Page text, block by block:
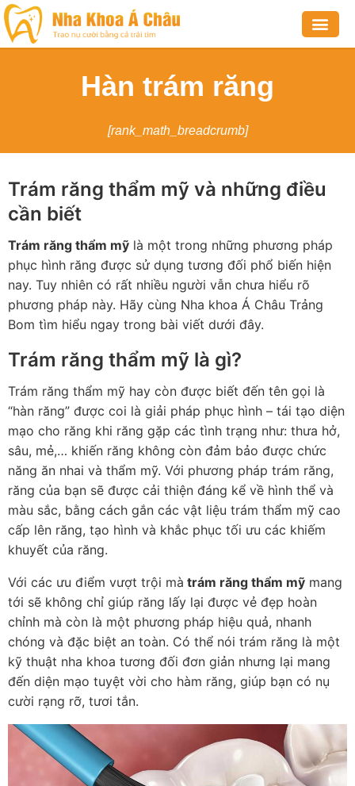
Hàn trám răng
[rank_math_breadcrumb]
Trám răng thẩm mỹ và những điều
cần biết
Trám răng thẩm mỹ là một trong những phương pháp
phục hình răng được sử dụng tương đối phổ biến hiện
nay. Tuy nhiên có rất nhiều người vẫn chưa hiểu rõ
phương pháp này. Hãy cùng Nha khoa Á Châu Trảng
Bom tìm hiểu ngay trong bài viết dưới đây.
Trám răng thẩm mỹ là gì?
Trám răng thẩm mỹ hay còn được biết đến tên gọi là
“hàn răng” được coi là giải pháp phục hình – tái tạo diện
mạo cho răng khi răng gặp các tình trạng như: thưa hở,
sâu, mẻ,… khiến răng không còn đảm bảo được chức
năng ăn nhai và thẩm mỹ. Với phương pháp trám răng,
răng của bạn sẽ được cải thiện đáng kể về hình thể và
màu sắc, bằng cách gắn các vật liệu trám thẩm mỹ cao
cấp lên răng, tạo hình và khắc phục tối ưu các khiếm
khuyết của răng.
Với các ưu điểm vượt trội mà trám răng thẩm mỹ mang
tới sẽ không chỉ giúp răng lấy lại được vẻ đẹp hoàn
chỉnh mà còn là một phương pháp hiệu quả, nhanh
chóng và đặc biệt an toàn. Có thể nói trám răng là một
kỹ thuật nha khoa tương đối đơn giản nhưng lại mang
đến diện mạo tuyệt vời cho hàm răng, giúp bạn có nụ
cười rạng rỡ, tươi tắn.